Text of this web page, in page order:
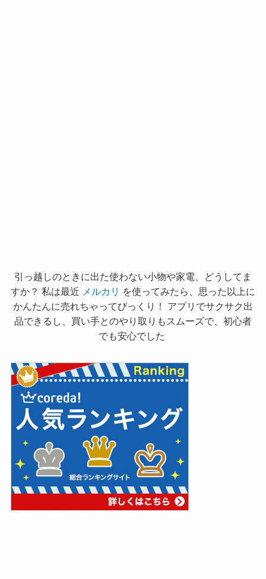
引っ越しのときに出た使わない小物や家電、どうしてま
すか？ 私は最近 メルカリ を使ってみたら、思った以上に
かんたんに売れちゃってびっくり！ アプリでサクサク出
品できるし、買い手とのやり取りもスムーズで、初心者
でも安心でした